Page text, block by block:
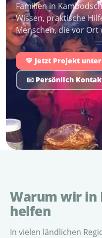
Familien in
Wissen, praktische
Menschen, die vor Ort
💛 Jetzt Projekt
📧 Persönlich
Warum wir in
helfen
In vielen ländlichen